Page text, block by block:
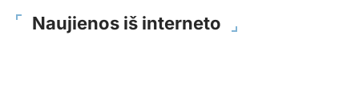
Naujienos iš interneto